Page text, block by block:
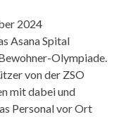
2024
Asana Spital
Olympiade.
von der ZSO
mit dabei und
Personal vor Ort